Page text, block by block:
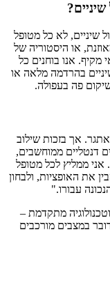
שיניים, לא כל מטופל
או היסטוריה של
מקיף. אנו בוחנים כל
בהרדמה מלאה או
פה בעפולה.
אך בזכות שילוב
דנטליים ממוחשבים,
ממליץ לכל מטופל
את האופציות, ולבחון
עבורו."
מתקדמת –
במצבים מורכבים